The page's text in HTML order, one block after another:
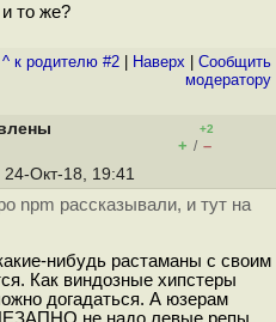
то же?
^ к родителю #2 Наверх
Cообщить
модератору
+2
+ / –
24-Окт-18, 19:41
npm рассказывали, и тут на
нибудь растаманы с своим
Как виндозные хипстеры
догадаться. А юзерам